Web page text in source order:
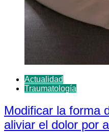
Actualidad
Traumatología
Modificar la forma
aliviar el dolor por